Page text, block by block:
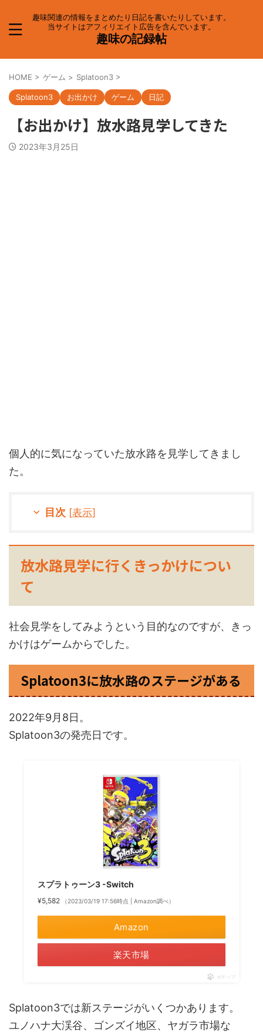
趣味関連の情報をまとめたり日記を書いたりしています。
当サイトはアフィリエイト広告を含んでいます。
趣味の記録帖
HOME > ゲーム > Splatoon3 >
Splatoon3 お出かけ ゲーム 日記
【お出かけ】放水路見学してきた
2023年3月25日
個人的に気になっていた放水路を見学してきまし
た。
目次 [表示]
放水路見学に行くきっかけについ
て
社会見学をしてみようという目的なのですが、きっ
かけはゲームからでした。
Splatoon3に放水路のステージがある
2022年9月8日。
Splatoon3の発売日です。
スプラトゥーン3 -Switch
¥5,582 （2023/03/19 17:56時点 | Amazon調べ）
Amazon
楽天市場
ポチップ
Splatoon3では新ステージがいくつかあります。
ユノハナ大渓谷、ゴンズイ地区、ヤガラ市場な